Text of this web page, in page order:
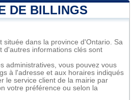
DE BILLINGS
située dans la province d'Ontario. Sa
d'autres informations clés sont
administratives, vous pouvez vous
à l'adresse et aux horaires indiqués
le service client de la mairie par
votre préférence ou selon la